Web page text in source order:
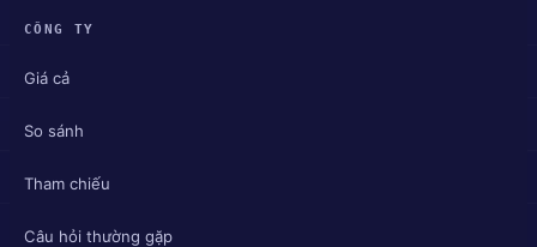
CÔNG TY
Giá cả
So sánh
Tham chiếu
Câu hỏi thường gặp